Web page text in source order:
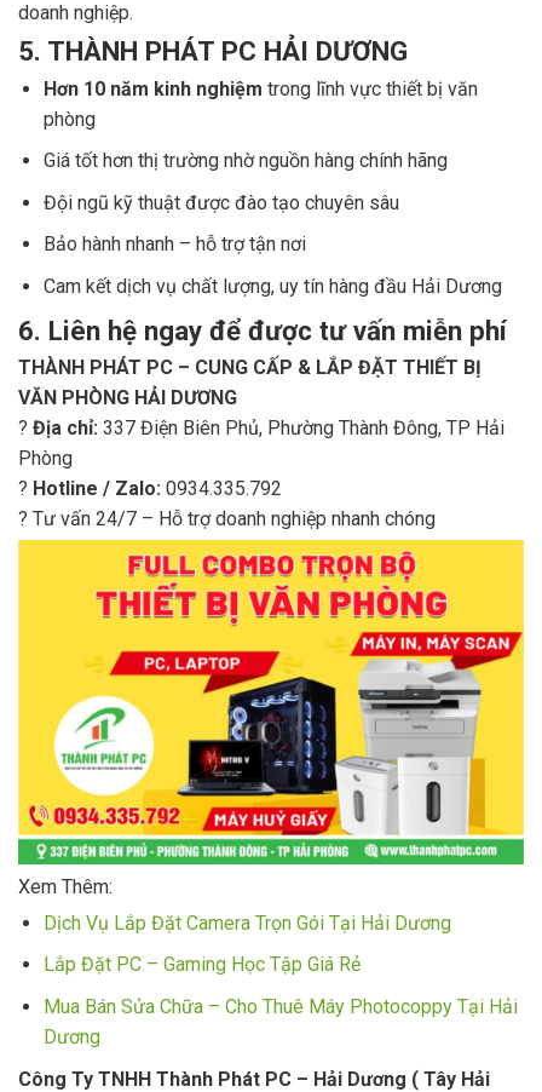
doanh nghiệp.
5. THÀNH PHÁT PC HẢI DƯƠNG
Hơn 10 năm kinh nghiệm trong lĩnh vực thiết bị văn
phòng
Giá tốt hơn thị trường nhờ nguồn hàng chính hãng
Đội ngũ kỹ thuật được đào tạo chuyên sâu
Bảo hành nhanh – hỗ trợ tận nơi
Cam kết dịch vụ chất lượng, uy tín hàng đầu Hải Dương
6. Liên hệ ngay để được tư vấn miễn phí
THÀNH PHÁT PC – CUNG CẤP & LẮP ĐẶT THIẾT BỊ
VĂN PHÒNG HẢI DƯƠNG
? Địa chỉ: 337 Điện Biên Phủ, Phường Thành Đông, TP Hải
Phòng
? Hotline / Zalo: 0934.335.792
? Tư vấn 24/7 – Hỗ trợ doanh nghiệp nhanh chóng
Xem Thêm:
Dịch Vụ Lắp Đặt Camera Trọn Gói Tại Hải Dương
Lắp Đặt PC – Gaming Học Tập Giá Rẻ
Mua Bán Sửa Chữa – Cho Thuê Máy Photocoppy Tại Hải
Dương
Công Ty TNHH Thành Phát PC – Hải Dương ( Tây Hải